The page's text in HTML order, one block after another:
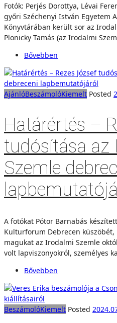
Fotók: Perjés Dorottya, Lévai
győri Széchenyi István Egyetem
Könyvtárában került sor az
Plonicky Tamás (az Irodalmi
Bővebben
AjánlóBeszámolóKiemelt Posted
Határértés –
tudósítása az
Szemle
A fotókat Pótor Barnabás
Kulturforum Debrecen
magukat az Irodalmi Szemle
volt lapviszonyokról, személyes
Bővebben
BeszámolóKiemelt Posted